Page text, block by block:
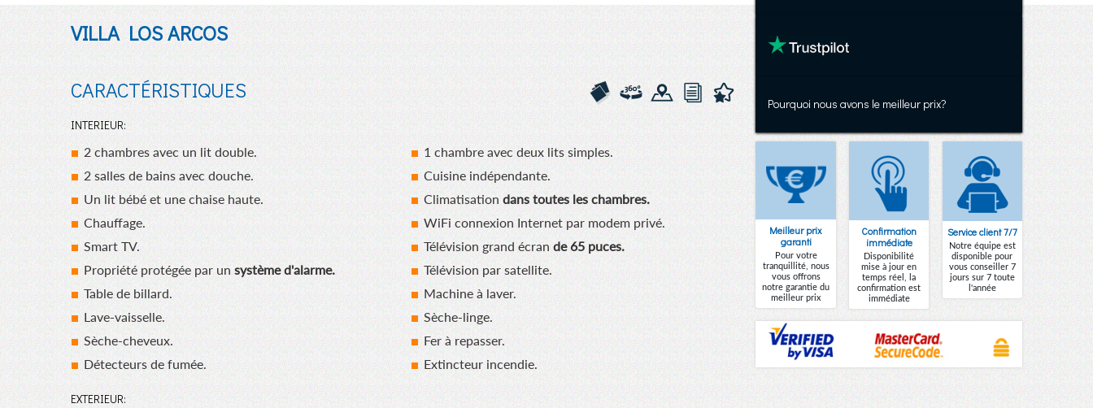
VILLA LOS ARCOS
CARACTÉRISTIQUES
INTERIEUR:
2 chambres avec un lit double.
1 chambre avec deux lits simples.
2 salles de bains avec douche.
Cuisine indépendante.
Un lit bébé et une chaise haute.
Climatisation dans toutes les chambres.
Chauffage.
WiFi connexion Internet par modem privé.
Smart TV.
Télévision grand écran de 65 puces.
Propriété protégée par unsystème d'alarme.
Télévision par satellite.
Table de billard.
Machine à laver.
Lave-vaisselle.
Sèche-linge.
Sèche-cheveux.
Fer à repasser.
Détecteurs de fumée.
Extincteur incendie.
EXTERIEUR:
Pourquoi nous avons le meilleur prix?
Meilleur prix
garanti
Pour votre
tranquillité, nous
vous offrons
notre garantie du
meilleur prix
Confirmation
immédiate
Disponibilité
mise à jour en
temps réel, la
confirmation est
immédiate
Service client 7/7
Notre équipe est
disponible pour
vous conseiller 7
jours sur 7 toute
l'année